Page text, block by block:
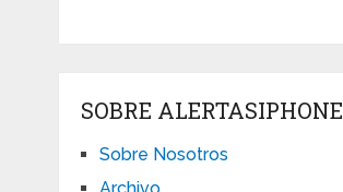
SOBRE ALERTASIPHONE
Sobre Nosotros